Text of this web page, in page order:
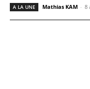
A LA UNE Mathias KAM - 8